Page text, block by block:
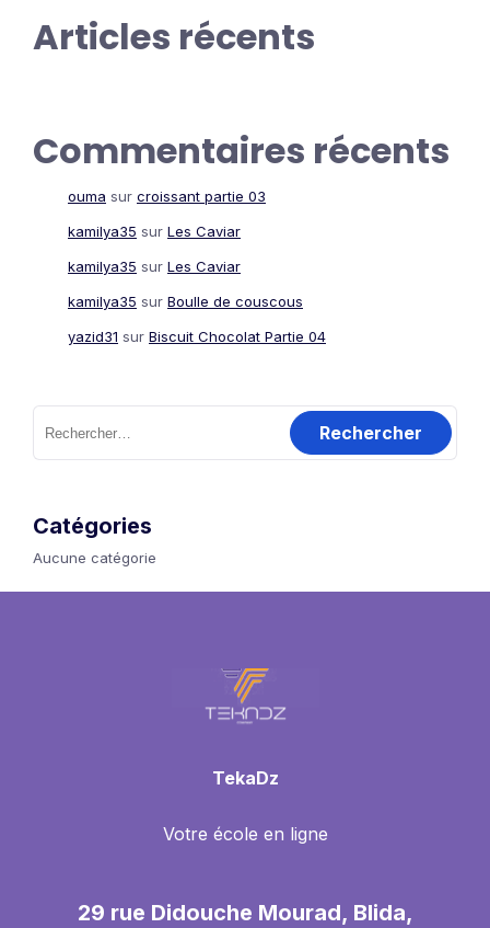
Articles récents
Commentaires récents
ouma sur croissant partie 03
kamilya35 sur Les Caviar
kamilya35 sur Les Caviar
kamilya35 sur Boulle de couscous
yazid31 sur Biscuit Chocolat Partie 04
Rechercher :
Catégories
Aucune catégorie
TekaDz
Votre école en ligne
29 rue Didouche Mourad, Blida,